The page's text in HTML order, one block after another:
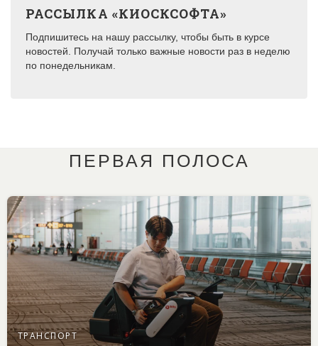
РАССЫЛКА «КИОСКСОФТА»
Подпишитесь на нашу рассылку, чтобы быть в курсе
новостей. Получай только важные новости раз в неделю
по понедельникам.
ПЕРВАЯ ПОЛОСА
ТРАНСПОРТ